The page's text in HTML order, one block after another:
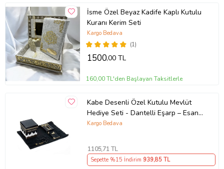
İsme Özel Beyaz Kadife Kaplı Kutulu
Kuranı Kerim Seti
(1)
Kargo Bedava
1500,00 TL
160,00 TL'den Başlayan Taksitlerle
Kabe Desenli Özel Kutulu Mevlüt
Hediye Seti - Dantelli Eşarp – Esans
- İnci Tesbih - Kadife Kaplı Yasin
Kargo Bedava
1105,71 TL
Sepette %15 İndirim 939,85 TL